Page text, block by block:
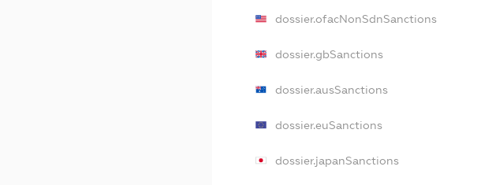
dossier.ofacNonSdnSanctions
dossier.gbSanctions
dossier.ausSanctions
dossier.euSanctions
dossier.japanSanctions